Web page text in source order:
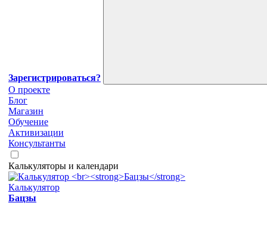
Зарегистрироваться?
О проекте
Блог
Магазин
Обучение
Активизации
Консультанты
Калькуляторы и календари
Калькулятор
Бацзы